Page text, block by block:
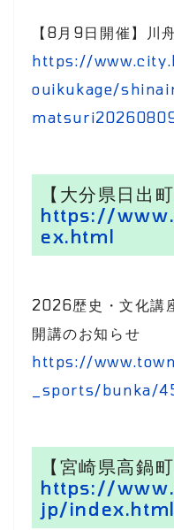
【8月9日開催】川
https://
ouikukage/
【大分県日出町
https://
ex.html
2026歴史・文化講
開講のお知らせ
https://
_sports/bunka/
【宮崎県高鍋町
https://
jp/index.html